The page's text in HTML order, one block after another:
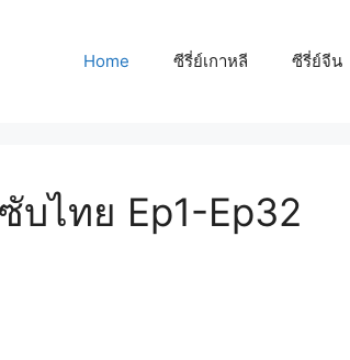
Home ซีรี่ย์เกาหลี ซีรี่ย์จีน
บไทย Ep1-Ep32